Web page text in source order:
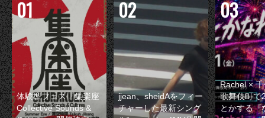
体験型フェス『集楽座
Collective Sounds &
jjean、sheidAをフィー
チャーした最新シング
Rachel ×
歌舞伎町で
とかする『